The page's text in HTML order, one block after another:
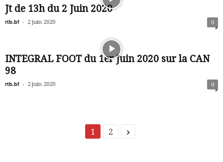
Jt de 13h du 2 Juin 2020
rtb.bf - 2 juin 2020 0
INTEGRAL FOOT du 1er Juin 2020 sur la CAN
98
rtb.bf - 2 juin 2020 0
1 2